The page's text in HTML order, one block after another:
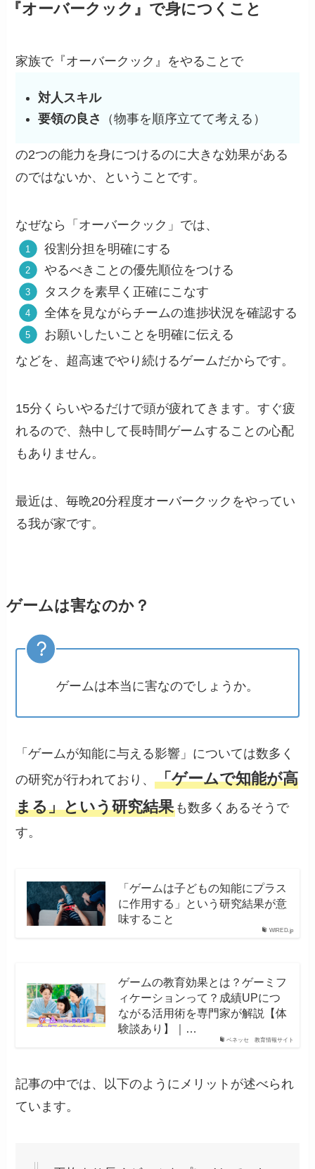
『オーバークック』で身につくこと
家族で『オーバークック』をやることで
対人スキル
要領の良さ
（物事を順序立てて考える）
の2つの能力を身につけるのに大きな効果がある
のではないか、ということです。
なぜなら「オーバークック」では、
役割分担を明確にする
やるべきことの優先順位をつける
タスクを素早く正確にこなす
全体を見ながらチームの進捗状況を確認する
お願いしたいことを明確に伝える
などを、超高速でやり続けるゲームだからです。
15分くらいやるだけで頭が疲れてきます。すぐ疲
れるので、熱中して長時間ゲームすることの心配
もありません。
最近は、毎晩20分程度オーバークックをやってい
る我が家です。
ゲームは害なのか？
ゲームは本当に害なのでしょうか。
「ゲームが知能に与える影響」については数多く
の研究が行われており、「ゲームで知能が高
まる」という研究結果 も数多くあるそうで
す。
WIRED.jp
「ゲームは子どもの知能にプラス
に作用する」という研究結果が意
味すること
ベネッセ 教育情報サイト
ゲームの教育効果とは？ゲーミフ
ィケーションって？成績UPにつ
ながる活用術を専門家が解説【体
験談あり】｜…
記事の中では、以下のようにメリットが述べられ
ています。